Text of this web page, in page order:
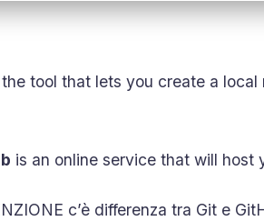
tool that lets you create a
is an online service that will host
c’è differenza tra Git e